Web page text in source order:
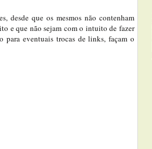
desde que os mesmos não contenham
e que não sejam com o intuito de fazer
para eventuais trocas de links, façam o